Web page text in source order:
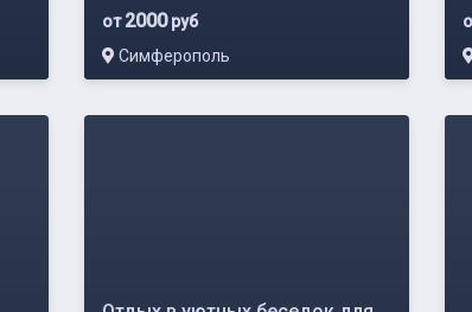
от2000руб
Симферополь